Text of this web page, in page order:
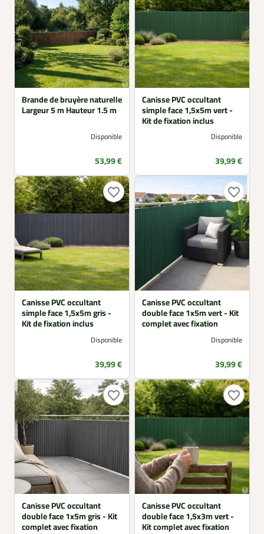
Brande de bruyère naturelle
Largeur 5 m Hauteur 1.5 m
Disponible
Prix
53,99 €
Canisse PVC occultant
simple face 1,5x5m vert -
Kit de fixation inclus
Disponible
Prix
39,99 €
favorite_border
Canisse PVC occultant
simple face 1,5x5m gris -
Kit de fixation inclus
Disponible
Prix
39,99 €
favorite_border
Canisse PVC occultant
double face 1x5m vert - Kit
complet avec fixation
Disponible
Prix
39,99 €
favorite_border
Canisse PVC occultant
double face 1x5m gris - Kit
complet avec fixation
favorite_border
Canisse PVC occultant
double face 1,5x3m vert -
Kit complet avec fixation